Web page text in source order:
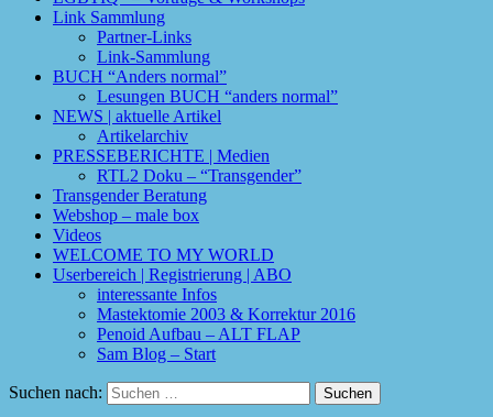
Link Sammlung
Partner-Links
Link-Sammlung
BUCH “Anders normal”
Lesungen BUCH “anders normal”
NEWS | aktuelle Artikel
Artikelarchiv
PRESSEBERICHTE | Medien
RTL2 Doku – “Transgender”
Transgender Beratung
Webshop – male box
Videos
WELCOME TO MY WORLD
Userbereich | Registrierung | ABO
interessante Infos
Mastektomie 2003 & Korrektur 2016
Penoid Aufbau – ALT FLAP
Sam Blog – Start
Suchen nach: